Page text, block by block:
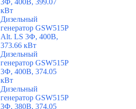
3Ф, 400В, 399.07
кВт
Дизельный
генератор GSW515P
Alt. LS 3Ф, 400В,
373.66 кВт
Дизельный
генератор GSW515P
3Ф, 400В, 374.05
кВт
Дизельный
генератор GSW515P
3Ф, 380В, 374.05